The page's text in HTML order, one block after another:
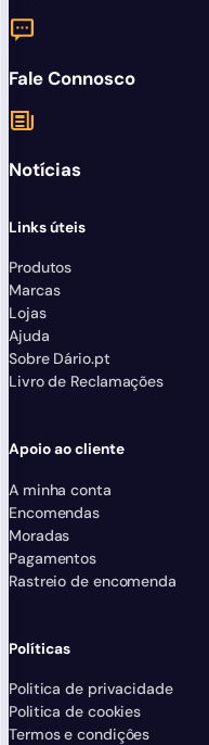
Fale Connosco
Notícias
Links úteis
Produtos
Marcas
Lojas
Ajuda
Sobre Dário.pt
Livro de Reclamações
Apoio ao cliente
A minha conta
Encomendas
Moradas
Pagamentos
Rastreio de encomenda
Políticas
Politica de privacidade
Politica de cookies
Termos e condiçôes